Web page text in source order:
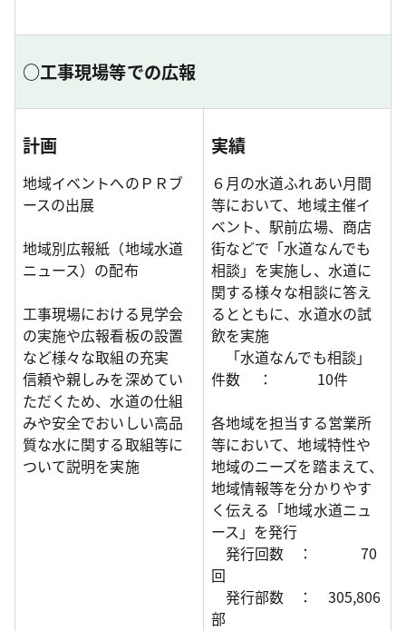
○工事現場等での広報
計画
地域イベントへのＰＲブ
ースの出展
地域別広報紙（地域水道
ニュース）の配布
工事現場における見学会
の実施や広報看板の設置
など様々な取組の充実
信頼や親しみを深めてい
ただくため、水道の仕組
みや安全でおいしい高品
質な水に関する取組等に
ついて説明を実施
実績
６月の水道ふれあい月間
等において、地域主催イ
ベント、駅前広場、商店
街などで「水道なんでも
相談」を実施し、水道に
関する様々な相談に答え
るとともに、水道水の試
飲を実施
「水道なんでも相談」
件数 ： 10件
各地域を担当する営業所
等において、地域特性や
地域のニーズを踏まえて、
地域情報等を分かりやす
く伝える「地域水道ニュ
ース」を発行
発行回数 ： 70
回
発行部数 ： 305,806
部